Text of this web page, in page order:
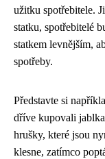
užitku spotřebitele.
statku, spotřebitelé
statkem levnějším,
spotřeby.
Představte si
dříve kupovali
hrušky, které jsou
klesne, zatímco